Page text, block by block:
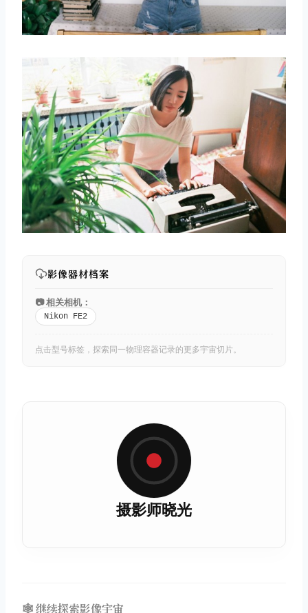
影像器材档案
📷 相关相机：
Nikon FE2
点击型号标签，探索同一物理容器记录的更多宇宙切片。
摄影师晓光
🕸️ 继续探索影像宇宙
取消